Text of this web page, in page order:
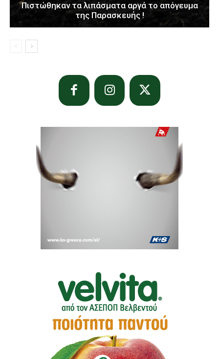
Πιστώθηκαν τα λιπάσματα αργά το απόγευμα
της Παρασκευής !